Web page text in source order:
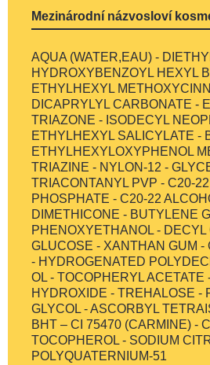
Mezinárodní názvosloví
AQUA (WATER,EAU) -
HYDROXYBENZOYL HEXYL
ETHYLHEXYL
DICAPRYLYL CARBONATE -
TRIAZONE - ISODECYL
ETHYLHEXYL SALICYLATE -
ETHYLHEXYLOXYPHENOL
TRIAZINE - NYLON-12 -
TRIACONTANYL PVP - C20-
PHOSPHATE - C20-22
DIMETHICONE - BUTYLENE
PHENOXYETHANOL - DECYL
GLUCOSE - XANTHAN GUM -
- HYDROGENATED
OL - TOCOPHERYL ACETATE
HYDROXIDE - TREHALOSE -
GLYCOL - ASCORBYL
BHT – CI 75470 (CARMINE) -
TOCOPHEROL - SODIUM
POLYQUATERNIUM-51